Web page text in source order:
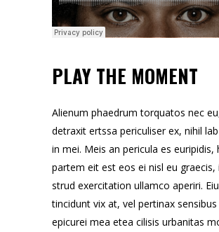
PLAY THE MOMENT
Alienum phaedrum torquatos nec
detraxit ertssa periculiser ex, nihil
in mei. Meis an pericula es euripidis,
partem eit est eos ei nisl eu graecis,
strud exercitation ullamco aperiri.
tincidunt vix at, vel pertinax
epicurei mea etea cilisis urbanitas